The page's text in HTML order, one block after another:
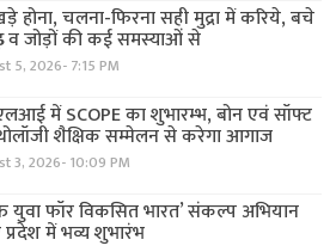
होना, चलना-फिरना सही मुद्रा में करिये, बचे
व जोड़ों की कई समस्याओं से
5, 2026- 7:15 PM
में SCOPE का शुभारम्भ, बोन एवं सॉफ्ट
शैक्षिक सम्मेलन से करेगा आगाज
3, 2026- 10:09 PM
युवा फॉर विकसित भारत’ संकल्प अभियान
प्रदेश में भव्य शुभारंभ